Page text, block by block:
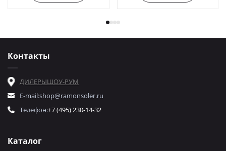
Каталог
Контакты
ДИЛЕРЫШОУ-РУМ
E-mail:shop@ramonsoler.ru
Телефон:+7 (495) 230-14-32